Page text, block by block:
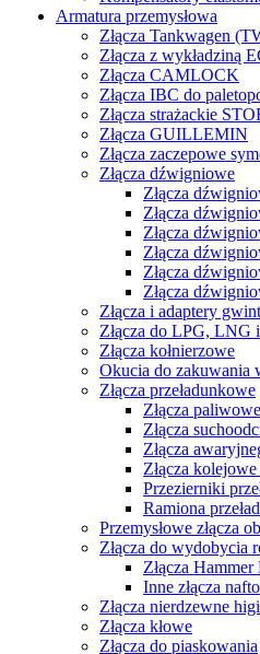
Armatura przemysłowa
Złącza Tankwagen
Złącza z wykładziną
Złącza CAMLOCK
Złącza IBC do
Złącza strażackie
Złącza GUILLEMIN
Złącza zaczepowe
Złącza dźwigniowe
Złącza
Złącza
Złącza
Złącza
Złącza
Złącza
Złącza i adaptery
Złącza do LPG, LNG
Złącza kołnierzowe
Okucia do zakuwania
Złącza przeładunkowe
Złącza paliwowe
Złącza
Złącza
Złącza
Przezierniki
Ramiona
Przemysłowe złącza
Złącza do wydobycia
Złącza Hammer
Inne złącza
Złącza nierdzewne
Złącza kłowe
Złącza do piaskowania